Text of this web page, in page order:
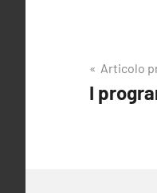
Articolo
I